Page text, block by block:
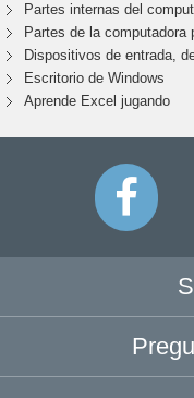
Partes internas del
Partes de la computadora
Dispositivos de entrada,
Escritorio de Windows
Aprende Excel jugando